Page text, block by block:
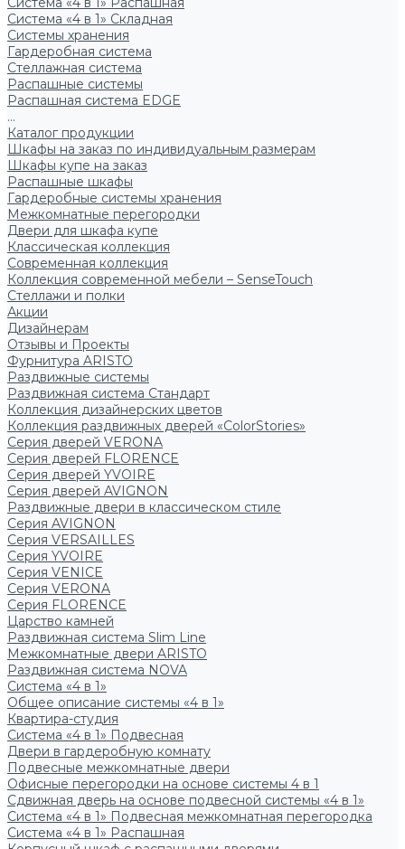
Система «4 в 1» Складная
Системы хранения
Гардеробная система
Стеллажная система
Распашные системы
Распашная система EDGE
...
Каталог продукции
Шкафы на заказ по индивидуальным размерам
Шкафы купе на заказ
Распашные шкафы
Гардеробные системы хранения
Межкомнатные перегородки
Двери для шкафа купе
Классическая коллекция
Современная коллекция
Коллекция современной мебели – SenseTouch
Стеллажи и полки
Акции
Дизайнерам
Отзывы и Проекты
Фурнитура ARISTO
Раздвижные системы
Раздвижная система Стандарт
Коллекция дизайнерских цветов
Коллекция раздвижных дверей «ColorStories»
Серия дверей VERONA
Серия дверей FLORENCE
Серия дверей YVOIRE
Серия дверей AVIGNON
Раздвижные двери в классическом стиле
Серия AVIGNON
Серия VERSAILLES
Серия YVOIRE
Серия VENICE
Серия VERONA
Серия FLORENCE
Царство камней
Раздвижная система Slim Line
Межкомнатные двери ARISTO
Раздвижная система NOVA
Система «4 в 1»
Общее описание системы «4 в 1»
Квартира-студия
Система «4 в 1» Подвесная
Двери в гардеробную комнату
Подвесные межкомнатные двери
Офисные перегородки на основе системы 4 в 1
Сдвижная дверь на основе подвесной системы «4 в 1»
Система «4 в 1» Подвесная межкомнатная перегородка
Система «4 в 1» Распашная